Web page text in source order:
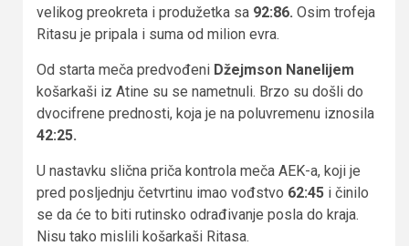
velikog preokreta i produžetka sa 92:86. Osim trofeja
Ritasu je pripala i suma od milion evra.
Od starta meča predvođeni Džejmson Nanelijem
košarkaši iz Atine su se nametnuli. Brzo su došli do
dvocifrene prednosti, koja je na poluvremenu iznosila
42:25.
U nastavku slična priča kontrola meča AEK-a, koji je
pred posljednju četvrtinu imao vođstvo 62:45 i činilo
se da će to biti rutinsko odrađivanje posla do kraja.
Nisu tako mislili košarkaši Ritasa.